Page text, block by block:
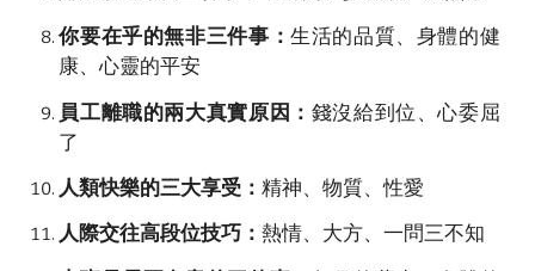
你要在乎的無非三件事：生活的品質、身體的健
康、心靈的平安
員工離職的兩大真實原因： 錢沒給到位、心委屈
了
人類快樂的三大享受：精神、物質、性愛
人際交往高段位技巧 ：熱情、大方、一問三不知